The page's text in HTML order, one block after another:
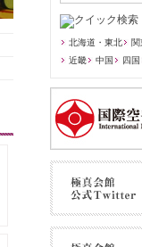
北海道・東北 関
近畿
中国 四国